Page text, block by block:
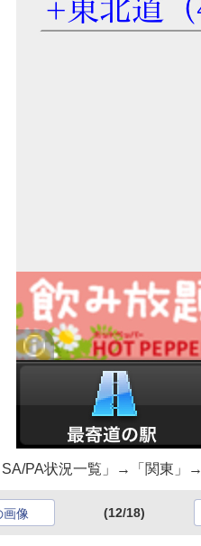
SA/PA状況一覧」→「関東」→
画像 (12/18)